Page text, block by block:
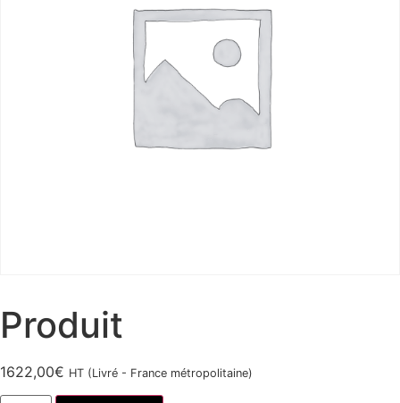
Produit
1622,00€ HT (Livré - France métropolitaine)